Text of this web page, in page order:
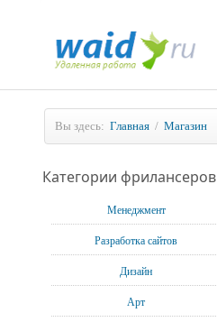
Вы здесь: Главная / Магазин
Категории фрилансеров
Менеджмент
Разработка сайтов
Дизайн
Арт